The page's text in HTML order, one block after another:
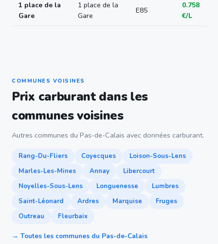
1 place de la
Gare
1 place de la
Gare
E85
0.758
€/L
COMMUNES VOISINES
Prix carburant dans les
communes voisines
Autres communes du Pas-de-Calais avec données carburant.
Rang-Du-Fliers Coyecques
Loison-Sous-Lens
Marles-Les-Mines
Annay
Libercourt
Noyelles-Sous-Lens
Longuenesse
Lumbres
Saint-Léonard
Ardres Marquise
Fruges
Outreau
Fleurbaix
→ Toutes les communes du Pas-de-Calais